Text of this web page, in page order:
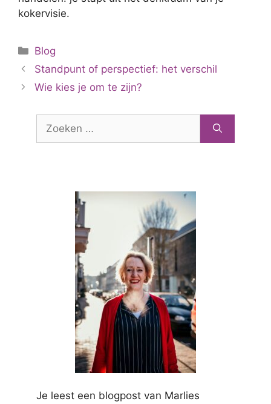
kokervisie.
Categorieën
Blog
Standpunt of perspectief: het verschil
Wie kies je om te zijn?
naar:
Je leest een blogpost van Marlies